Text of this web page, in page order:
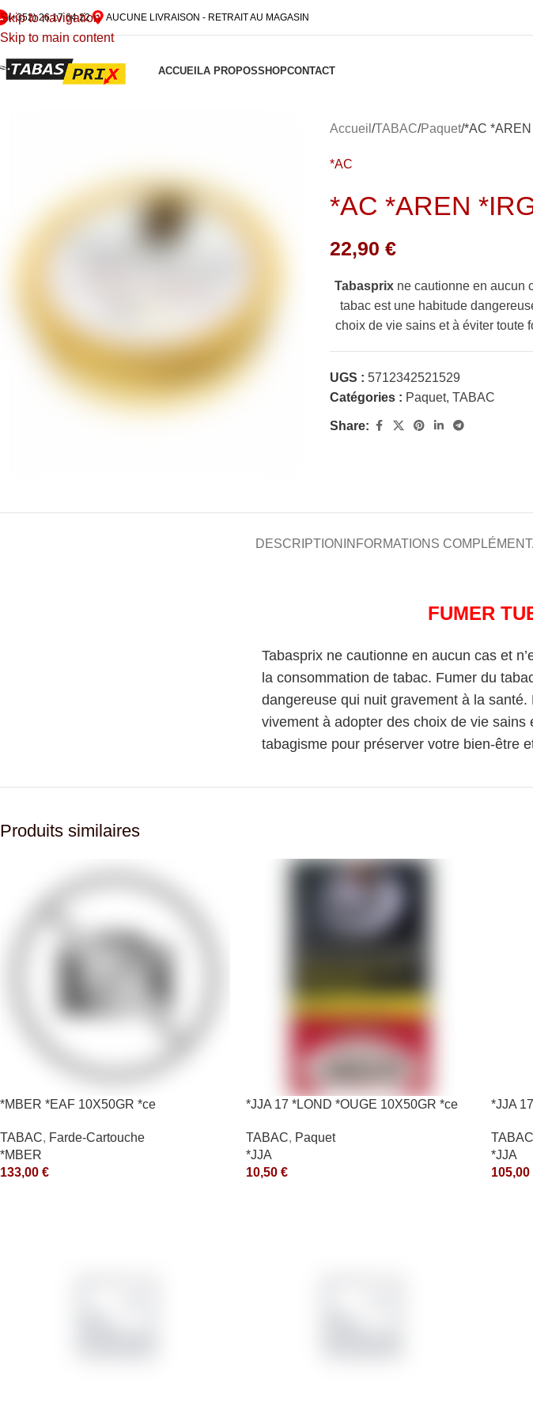
Skip to navigation
Skip to main content
(+352) 26 17 64 22 AUCUNE LIVRAISON - RETRAIT AU MAGASIN
ACCUEILA PROPOSSHOPCONTACT
Accueil TABAC Paquet *AC
*AC
*AC *AREN
22,90€
Tabasprix ne cautionne en aucun
tabac est une habitude
choix de vie sains et à éviter toute
UGS :5712342521529
Catégories : Paquet, TABAC
Share:
DESCRIPTION INFORMATIONS
FUMER
Tabasprix ne cautionne en aucun cas et
la consommation de tabac. Fumer du
dangereuse qui nuit gravement à la
vivement à adopter des choix de vie sains
tabagisme pour préserver votre bien-être
Produits similaires
*MBER *EAF 10X50GR *ce
TABAC, Farde-Cartouche
*MBER
133,00 €
*JJA 17 *LOND *OUGE 10X50GR *ce
TABAC, Paquet
*JJA
10,50 €
*JJA
TABAC
*JJA
105,00